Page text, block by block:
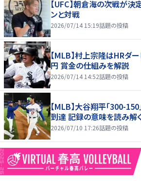
【UFC】朝倉海の次戦が
ンと対戦
2026/07/14 15:19話題の投稿
【MLB】村上宗隆はHRダ
円 賞金の仕組みを解説
2026/07/14 14:52話題の投稿
【MLB】大谷翔平「300-
到達 記録の意味を読み解
2026/07/10 17:26話題の投稿